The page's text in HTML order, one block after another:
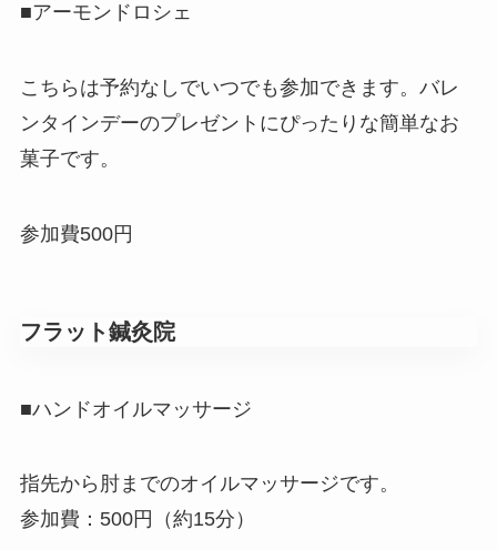
■アーモンドロシェ
こちらは予約なしでいつでも参加できます。バレ
ンタインデーのプレゼントにぴったりな簡単なお
菓子です。
参加費500円
フラット鍼灸院
■ハンドオイルマッサージ
指先から肘までのオイルマッサージです。
参加費：500円（約15分）